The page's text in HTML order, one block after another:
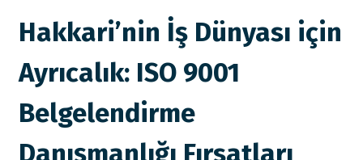
Hakkari’nin İş Dünyası için
Ayrıcalık: ISO 9001
Belgelendirme